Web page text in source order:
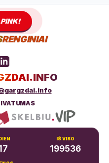
RENGINIAI
IŠ VISO
199536